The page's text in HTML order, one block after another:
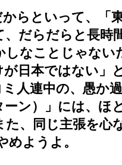
らといって、「東
だらだらと長時
なことじゃない
日本ではない」
人連中の、愚か
ン）」には、ほ
、同じ主張を心
ようよ。